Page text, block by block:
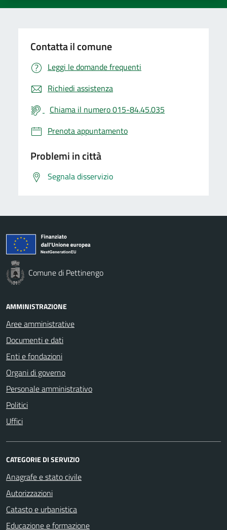
Contatta il comune
Leggi le domande frequenti
Richiedi assistenza
Chiama il numero 015-84.45.035
Prenota appuntamento
Problemi in città
Segnala disservizio
Comune di Pettinengo
AMMINISTRAZIONE
Aree amministrative
Documenti e dati
Enti e fondazioni
Organi di governo
Personale amministrativo
Politici
Uffici
CATEGORIE DI SERVIZIO
Anagrafe e stato civile
Autorizzazioni
Catasto e urbanistica
Educazione e formazione